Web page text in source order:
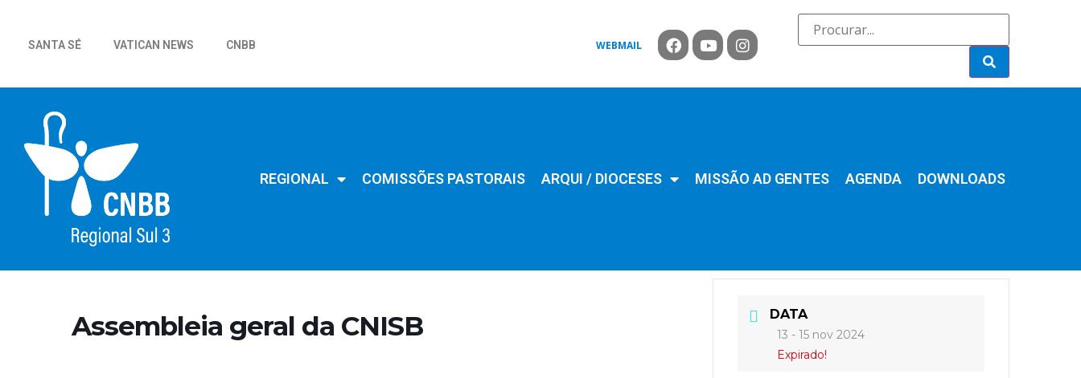
SANTA SÉ VATICAN NEWS CNBB WEBMAIL
REGIONAL COMISSÕES PASTORAIS ARQUI / DIOCESES MISSÃO AD GENTES AGENDA DOWNLOADS
Assembleia geral da CNISB DATA
13 - 15 nov 2024
Expirado!